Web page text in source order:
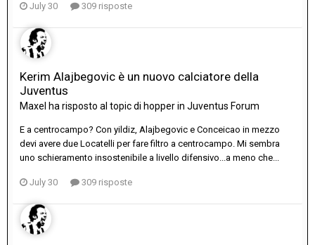
July 30 309 risposte
Kerim Alajbegovic è un nuovo calciatore della
Juventus
Maxel ha risposto al topic di hopperin Juventus Forum
E a centrocampo? Con yildiz, Alajbegovic e Conceicao in mezzo
devi avere due Locatelli per fare filtro a centrocampo. Mi sembra
uno schieramento insostenibile a livello difensivo...a meno che...
July 30 309 risposte